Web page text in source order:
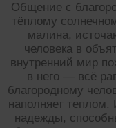
Общение с
тёплому
малина,
человека в
внутренний мир
в него — всё
благородному
наполняет
надежды,